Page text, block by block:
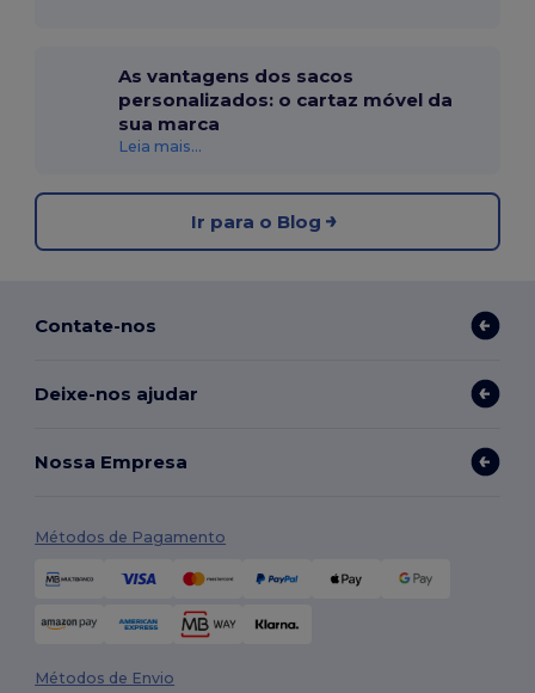
As vantagens dos sacos
personalizados: o cartaz móvel da
sua marca
Leia mais...
Ir para o Blog
Contate-nos
Deixe-nos ajudar
Nossa Empresa
Métodos de Pagamento
Métodos de Envio